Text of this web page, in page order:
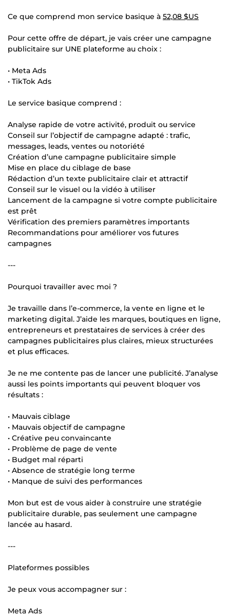
Ce que comprend mon service basique à 52,08 $US
Pour cette offre de départ, je vais créer une campagne
publicitaire sur UNE plateforme au choix :
• Meta Ads
• TikTok Ads
Le service basique comprend :
Analyse rapide de votre activité, produit ou service
Conseil sur l’objectif de campagne adapté : trafic,
messages, leads, ventes ou notoriété
Création d’une campagne publicitaire simple
Mise en place du ciblage de base
Rédaction d’un texte publicitaire clair et attractif
Conseil sur le visuel ou la vidéo à utiliser
Lancement de la campagne si votre compte publicitaire
est prêt
Vérification des premiers paramètres importants
Recommandations pour améliorer vos futures
campagnes
---
Pourquoi travailler avec moi ?
Je travaille dans l’e-commerce, la vente en ligne et le
marketing digital. J’aide les marques, boutiques en ligne,
entrepreneurs et prestataires de services à créer des
campagnes publicitaires plus claires, mieux structurées
et plus efficaces.
Je ne me contente pas de lancer une publicité. J’analyse
aussi les points importants qui peuvent bloquer vos
résultats :
• Mauvais ciblage
• Mauvais objectif de campagne
• Créative peu convaincante
• Problème de page de vente
• Budget mal réparti
• Absence de stratégie long terme
• Manque de suivi des performances
Mon but est de vous aider à construire une stratégie
publicitaire durable, pas seulement une campagne
lancée au hasard.
---
Plateformes possibles
Je peux vous accompagner sur :
Meta Ads